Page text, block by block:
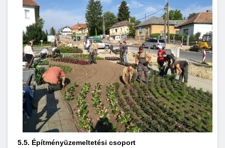
5.5. Építményüzemeltetési csoport